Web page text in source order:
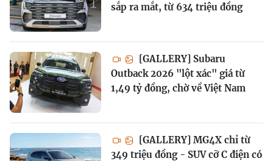
sắp ra mắt, từ 634 triệu đồng
[GALLERY] Subaru
Outback 2026 "lột xác" giá từ
1,49 tỷ đồng, chờ về Việt Nam
[GALLERY] MG4X chỉ từ
349 triệu đồng - SUV cỡ C điện có